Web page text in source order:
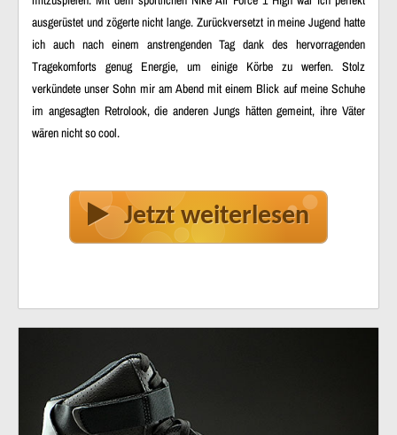
ausgerüstet und zögerte nicht lange. Zurückversetzt in meine Jugend hatte
ich auch nach einem anstrengenden Tag dank des hervorragenden
Tragekomforts genug Energie, um einige Körbe zu werfen. Stolz
verkündete unser Sohn mir am Abend mit einem Blick auf meine Schuhe
im angesagten Retrolook, die anderen Jungs hätten gemeint, ihre Väter
wären nicht so cool.
Jetzt weiterlesen